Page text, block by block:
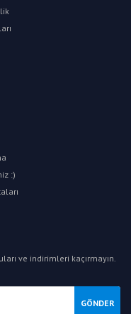
:)
ve indirimleri kaçırmayın.
GÖNDER